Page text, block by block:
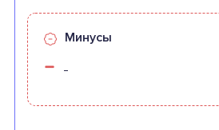
Минусы
-